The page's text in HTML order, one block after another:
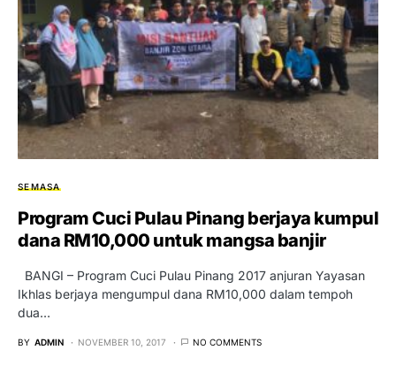
SEMASA
Program Cuci Pulau Pinang berjaya kumpul
dana RM10,000 untuk mangsa banjir
BANGI – Program Cuci Pulau Pinang 2017 anjuran Yayasan
Ikhlas berjaya mengumpul dana RM10,000 dalam tempoh
dua…
BY ADMIN NOVEMBER 10, 2017 NO COMMENTS